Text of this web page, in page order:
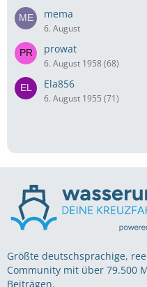
mema
6. August
prowat
6. August 1958 (68)
Ela856
6. August 1955 (71)
Größte deutschsprachige,
Community mit über 79.500
Beiträgen.